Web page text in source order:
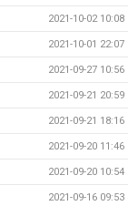
2021-10-02 10:08
2021-10-01 22:07
2021-09-27 10:56
2021-09-21 20:59
2021-09-21 18:16
2021-09-20 11:46
2021-09-20 10:54
2021-09-16 09:53